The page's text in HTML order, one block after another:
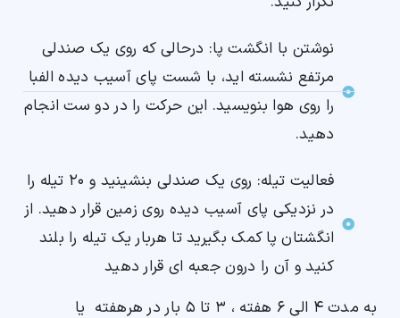
نوشتن با انگشت پا: درحالی که روی یک صندلی
مرتفع نشسته اید، با شست پای آسیب دیده الفبا
را روی هوا بنویسید. این حرکت را در دو ست انجام
دهید.
فعالیت تیله: روی یک صندلی بنشینید و ۲۰ تیله را
در نزدیکی پای آسیب دیده روی زمین قرار دهید. از
انگشتان پا کمک بگیرید تا هربار یک تیله را بلند
کنید و آن را درون جعبه ای قرار دهید
به مدت ۴ الی ۶ هفته ، ۳ تا ۵ بار در هرهفته یا